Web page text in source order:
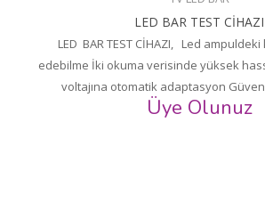
LED BAR TEST CİHAZI
LED BAR TEST CİHAZI, Led ampuldeki
edebilme İki okuma verisinde yüksek
voltajına otomatik adaptasyon
Üye Olunuz